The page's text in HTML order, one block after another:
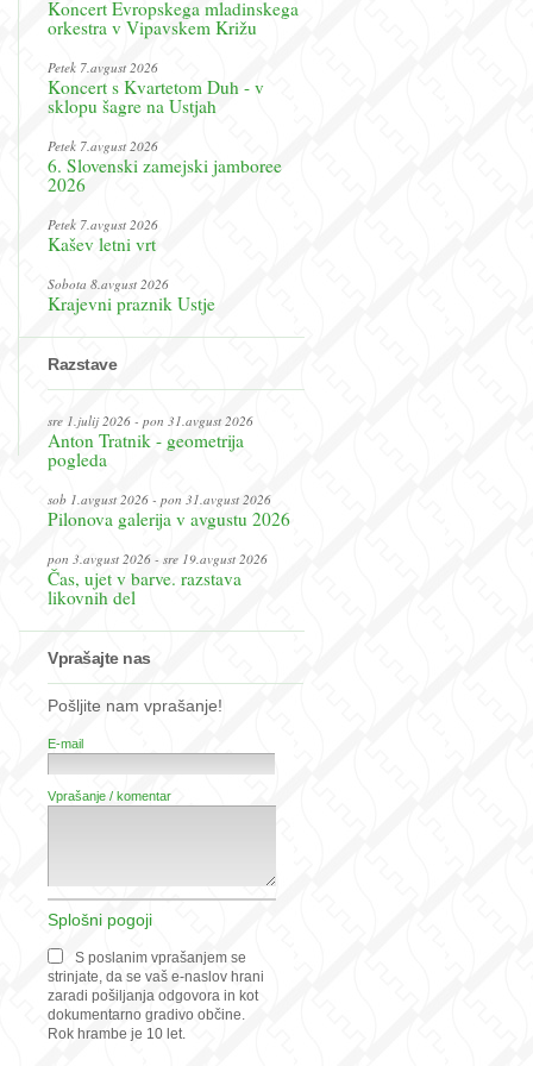
Koncert Evropskega mladinskega
orkestra v Vipavskem Križu
Petek 7.avgust 2026
Koncert s Kvartetom Duh - v
sklopu šagre na Ustjah
Petek 7.avgust 2026
6. Slovenski zamejski jamboree
2026
Petek 7.avgust 2026
Kašev letni vrt
Sobota 8.avgust 2026
Krajevni praznik Ustje
Razstave
sre 1.julij 2026 - pon 31.avgust 2026
Anton Tratnik - geometrija
pogleda
sob 1.avgust 2026 - pon 31.avgust 2026
Pilonova galerija v avgustu 2026
pon 3.avgust 2026 - sre 19.avgust 2026
Čas, ujet v barve. razstava
likovnih del
Vprašajte nas
Pošljite nam vprašanje!
E-mail
Vprašanje / komentar
Splošni pogoji
S poslanim vprašanjem se
strinjate, da se vaš e-naslov hrani
zaradi pošiljanja odgovora in kot
dokumentarno gradivo občine.
Rok hrambe je 10 let.